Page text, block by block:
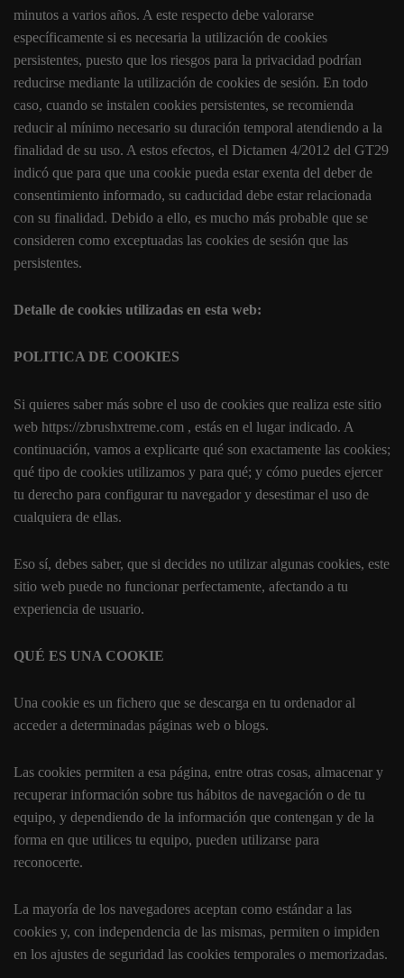
minutos a varios años. A este respecto debe valorarse
específicamente si es necesaria la utilización de cookies
persistentes, puesto que los riesgos para la privacidad podrían
reducirse mediante la utilización de cookies de sesión. En todo
caso, cuando se instalen cookies persistentes, se recomienda
reducir al mínimo necesario su duración temporal atendiendo a la
finalidad de su uso. A estos efectos, el Dictamen 4/2012 del GT29
indicó que para que una cookie pueda estar exenta del deber de
consentimiento informado, su caducidad debe estar relacionada
con su finalidad. Debido a ello, es mucho más probable que se
consideren como exceptuadas las cookies de sesión que las
persistentes.
Detalle de cookies utilizadas en esta web:
POLITICA DE COOKIES
Si quieres saber más sobre el uso de cookies que realiza este sitio
web https://zbrushxtreme.com , estás en el lugar indicado. A
continuación, vamos a explicarte qué son exactamente las cookies;
qué tipo de cookies utilizamos y para qué; y cómo puedes ejercer
tu derecho para configurar tu navegador y desestimar el uso de
cualquiera de ellas.
Eso sí, debes saber, que si decides no utilizar algunas cookies, este
sitio web puede no funcionar perfectamente, afectando a tu
experiencia de usuario.
QUÉ ES UNA COOKIE
Una cookie es un fichero que se descarga en tu ordenador al
acceder a determinadas páginas web o blogs.
Las cookies permiten a esa página, entre otras cosas, almacenar y
recuperar información sobre tus hábitos de navegación o de tu
equipo, y dependiendo de la información que contengan y de la
forma en que utilices tu equipo, pueden utilizarse para
reconocerte.
La mayoría de los navegadores aceptan como estándar a las
cookies y, con independencia de las mismas, permiten o impiden
en los ajustes de seguridad las cookies temporales o memorizadas.